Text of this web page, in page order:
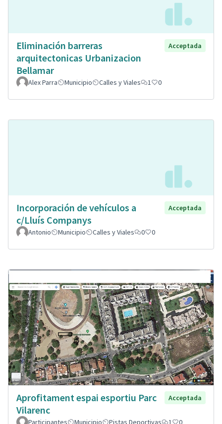
Eliminación barreras
arquitectonicas Urbanizacion
Bellamar
Acceptada
Alex Parra Municipio Calles y Viales 1 0
Incorporación de vehículos a
c/Lluís Companys
Acceptada
Antonio Municipio Calles y Viales 0 0
Aprofitament espai esportiu Parc
Vilarenc
Acceptada
Participantes Municipio Pistas Deportivas 1 0